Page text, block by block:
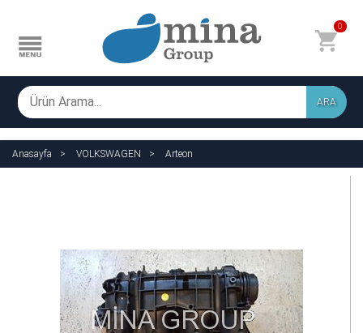
0
ARA
Anasayfa VOLKSWAGEN Arteon